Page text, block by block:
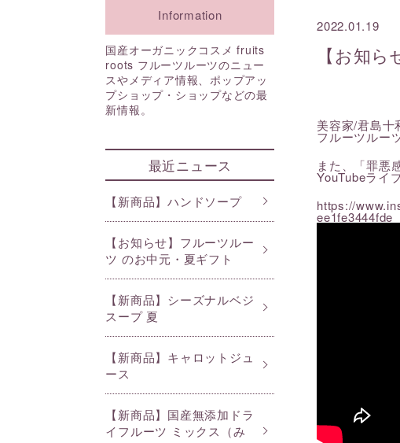
スキンケア ボディケア
ライフスタイルケア
ファイブフルーツライン センシティブラ
ロマンティック
フェイシャル ボディ
2022.01.19
【お知
美容家/君島十
フルーツルー
また、「罪悪
YouTubeライ
https://
ee1fe3444fde
Information
国産オーガニックコスメ fruits
roots フルーツルーツのニュー
スやメディア情報、ポップアッ
プショップ・ショップなどの最
新情報。
最近ニュース
【新商品】ハンドソープ
【お知らせ】フルーツルー
ツ のお中元・夏ギフト
【新商品】シーズナルベジ
スープ 夏
【新商品】キャロットジュ
ース
【新商品】国産無添加ドラ
イフルーツ ミックス（み